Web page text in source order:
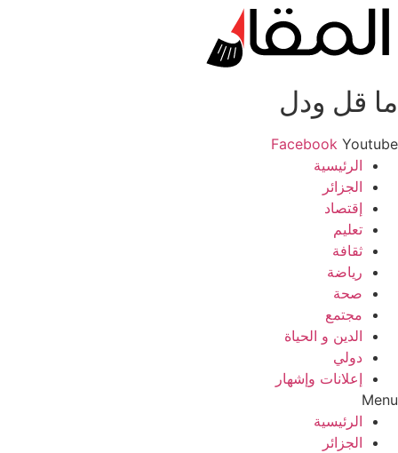
ما قل ودل
Facebook Youtube
الرئيسية
الجزائر
إقتصاد
تعليم
ثقافة
رياضة
صحة
مجتمع
الدين و الحياة
دولي
إعلانات وإشهار
Menu
الرئيسية
الجزائر